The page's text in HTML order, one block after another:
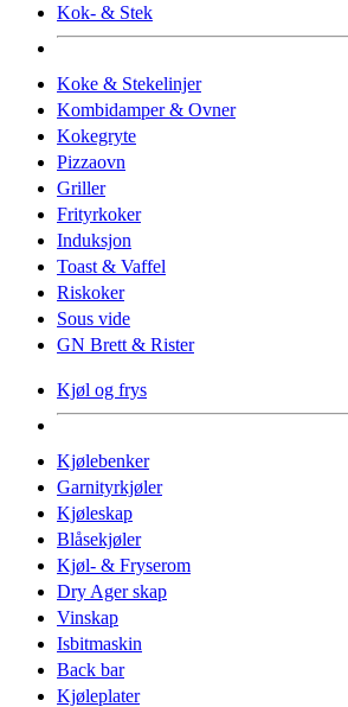
Kok- & Stek
Koke & Stekelinjer
Kombidamper & Ovner
Kokegryte
Pizzaovn
Griller
Frityrkoker
Induksjon
Toast & Vaffel
Riskoker
Sous vide
GN Brett & Rister
Kjøl og frys
Kjølebenker
Garnityrkjøler
Kjøleskap
Blåsekjøler
Kjøl- & Fryserom
Dry Ager skap
Vinskap
Isbitmaskin
Back bar
Kjøleplater